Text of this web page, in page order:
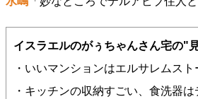
イスラエルのがぅちゃんさん宅の"
・いいマンションはエルサレムスト
・キッチンの収納すごい、食洗器は